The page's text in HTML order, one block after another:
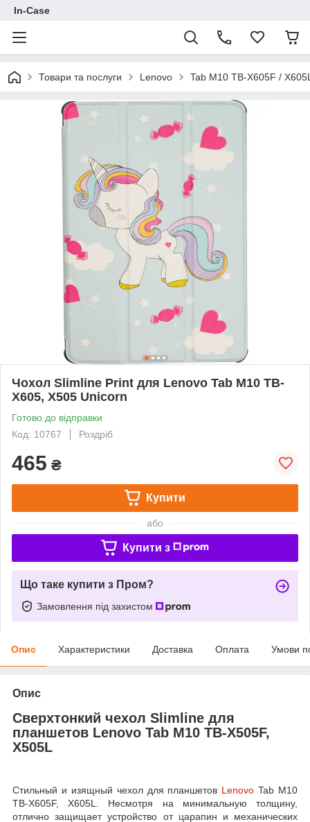
In-Case
Товари та послуги Lenovo Tab M10 TB-X605F /
Чохол Slimline Print для Lenovo Tab M10 TB-
X605, X505 Unicorn
Готово до відправки
Код: 10767
Роздріб
465 ₴
Купити
або
Купити з
Що таке купити з Пром?
Замовлення під захистом
Опис Характеристики Доставка Оплата Умови
Опис
Сверхтонкий чехол Slimline для
планшетов Lenovo Tab M10 TB-X505F,
X505L
Стильный и изящный чехол для планшетов Lenovo Tab M10
TB-X605F, X605L. Несмотря на минимальную толщину,
отлично защищает устройство от царапин и механических